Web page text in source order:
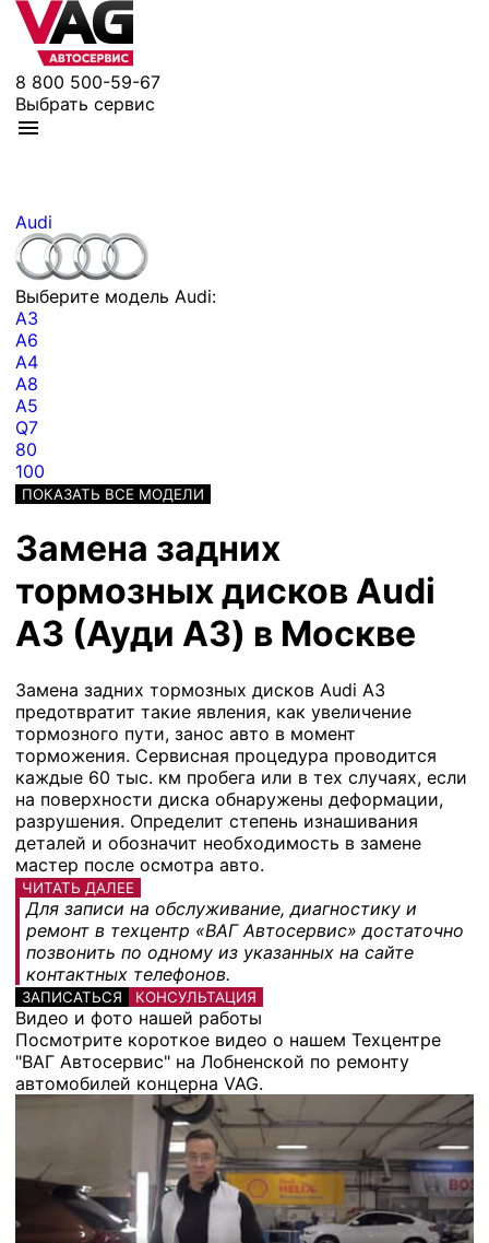
8 800 500-59-67
Выбрать сервис
Audi
Выберите модель Audi:
A3
A6
A4
A8
A5
Q7
80
100
ПОКАЗАТЬ ВСЕ МОДЕЛИ
Замена задних
тормозных дисков Audi
A3 (Ауди А3) в Москве
Замена задних тормозных дисков Audi A3
предотвратит такие явления, как увеличение
тормозного пути, занос авто в момент
торможения. Сервисная процедура проводится
каждые 60 тыс. км пробега или в тех случаях, если
на поверхности диска обнаружены деформации,
разрушения. Определит степень изнашивания
деталей и обозначит необходимость в замене
мастер после осмотра авто.
ЧИТАТЬ ДАЛЕЕ
Для записи на обслуживание, диагностику и
ремонт в техцентр «ВАГ Автосервис» достаточно
позвонить по одному из указанных на сайте
контактных телефонов.
ЗАПИСАТЬСЯ КОНСУЛЬТАЦИЯ
Видео и фото нашей работы
Посмотрите короткое видео о нашем Техцентре
"ВАГ Автосервис" на Лобненской по ремонту
автомобилей концерна VAG.